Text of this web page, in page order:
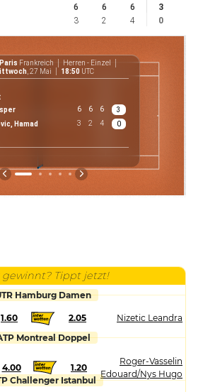
6 6 6
3
3 2 4 0
Paris Frankreich
Herren - Einzel
, 27 Mai 18:50 UTC
6 6 6
3
Hamad
3 2 4 0
gewinnt? Tippt jetzt!
Hamburg Damen
1.60 2.05
Nizetic Leandra
Montreal Doppel
4.00 1.20
Roger-Vasselin
Edouard/Nys Hugo
Challenger Istanbul